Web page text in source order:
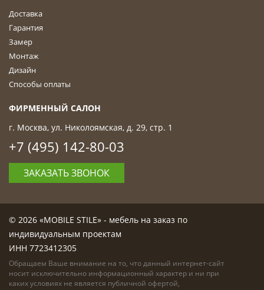
Доставка
Гарантия
Замер
Монтаж
Дизайн
Способы оплаты
ФИРМЕННЫЙ САЛОН
г. Москва, ул. Николоямская, д. 29, стр. 1
+7 (495) 142-80-03
ЗАКАЗАТЬ ЗВОНОК
© 2026 «MOBILE STILE» - мебель на заказ по
индивидуальным проектам
ИНН 7723412305
Обращаем Ваше внимание на то, что данный интернет-сайт
носит исключительно информационный характер и ни при
каких условиях не является публичной офертой,